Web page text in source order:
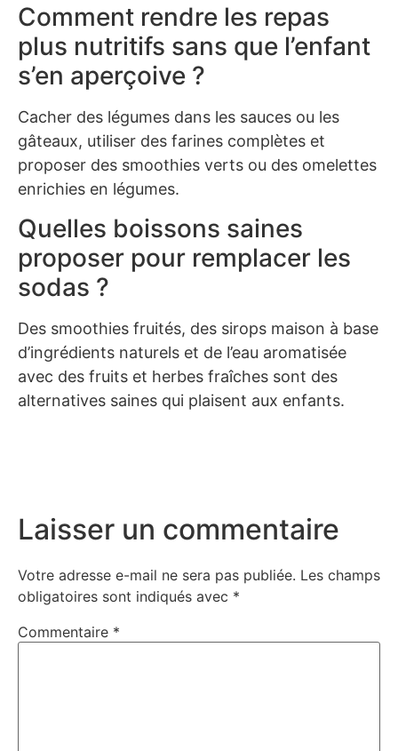
Comment rendre les repas
plus nutritifs sans que l’enfant
s’en aperçoive ?
Cacher des légumes dans les sauces ou les
gâteaux, utiliser des farines complètes et
proposer des smoothies verts ou des omelettes
enrichies en légumes.
Quelles boissons saines
proposer pour remplacer les
sodas ?
Des smoothies fruités, des sirops maison à base
d’ingrédients naturels et de l’eau aromatisée
avec des fruits et herbes fraîches sont des
alternatives saines qui plaisent aux enfants.
Laisser un commentaire
Votre adresse e-mail ne sera pas publiée. Les champs
obligatoires sont indiqués avec *
Commentaire *